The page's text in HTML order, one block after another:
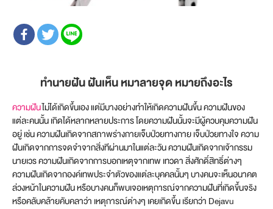
ทำนายฝัน ฝันเห็น หมาลายจุด หมายถึงอะไร
ความฝันไม่ได้เกิดขึ้นเอง แต่มีบางอย่างทำให้เกิดความฝันขึ้น ความฝันของ
แต่ละคนนั้น เกิดได้หลากหลายประการ โดยความฝันนั้นจะมีผู้ควบคุมความฝัน
อยู่ เช่น ความฝันเกิดจากสภาพร่างกายเจ็บป่วยทางกาย เจ็บป่วยทางใจ ความ
ฝันเกิดจากการจดจำจากสิ่งทีผ่านมาในแต่ละวัน ความฝันเกิดจากเจ้ากรรม
นายเวร ความฝันเกิดจากการบอกเหตุจากเทพ เทวดา สิ่งศักดิ์สิทธิ์ต่างๆ
ความฝันเกิดจากองค์เทพประจำตัวของแต่ละบุคคลนั้นๆ บางคนจะเห็นอนาคต
ล่วงหน้าในความฝัน หรือบางคนก็พบเจอเหตุการณ์จากความฝันที่เกิดขึ้นจริง
หรือคลับคล้ายคับคลาว่า เหตุการณ์ต่างๆ เคยเกิดขึ้น เรียกว่า Dejavu